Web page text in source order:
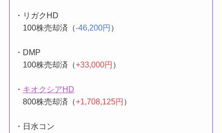
・リガクHD
100株売却済（-46,200円 ）
・DMP
100株売却済（+33,000円 ）
・ キオクシアHD
800株売却済（+1,708,125円 ）
・日水コン